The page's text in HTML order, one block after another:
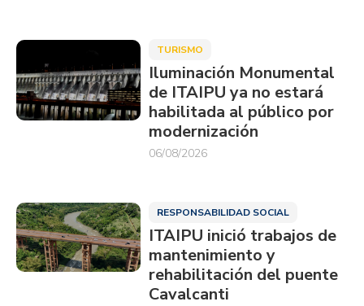
TURISMO
Iluminación Monumental
de ITAIPU ya no estará
habilitada al público por
modernización
06/08/2026
RESPONSABILIDAD SOCIAL
ITAIPU inició trabajos de
mantenimiento y
rehabilitación del puente
Cavalcanti